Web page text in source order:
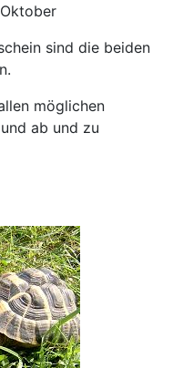
sind die beiden
möglichen
ab und zu